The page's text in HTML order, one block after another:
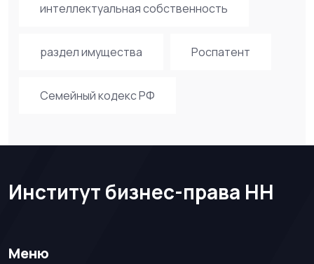
интеллектуальная собственность
раздел имущества Роспатент
Семейный кодекс РФ
Институт бизнес-права НН
Меню